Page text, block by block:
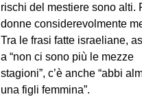
REPRESSIONE
CULTURE
ARTE
rischi del mestiere sono alti.
donne considerevolmente
Tra le frasi fatte israeliane,
a “non ci sono più le mezze
stagioni”, c’è anche “abbi
una figli femmina”.